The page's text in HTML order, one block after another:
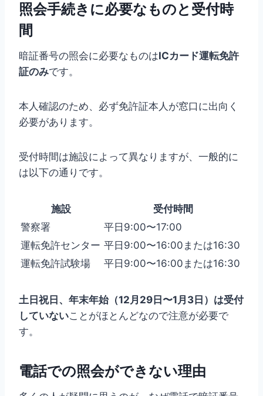
照会手続きに必要なものと受付時
間
暗証番号の照会に必要なものはICカード運転免許
証のみです。
本人確認のため、必ず免許証本人が窓口に出向く
必要があります。
受付時間は施設によって異なりますが、一般的に
は以下の通りです。
施設
受付時間
警察署
平日9:00〜17:00
運転免許センター 平日9:00〜16:00または16:30
運転免許試験場
平日9:00〜16:00または16:30
土日祝日、年末年始（12月29日〜1月3日）は受付
していないことがほとんどなので注意が必要で
す。
電話での照会ができない理由